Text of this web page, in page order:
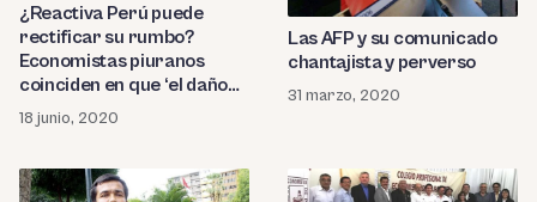
¿Reactiva Perú puede
rectificar su rumbo?
Economistas piuranos
coinciden en que ‘el daño
está hecho’
18 junio, 2020
Las AFP y su comunicado
chantajista y perverso
31 marzo, 2020